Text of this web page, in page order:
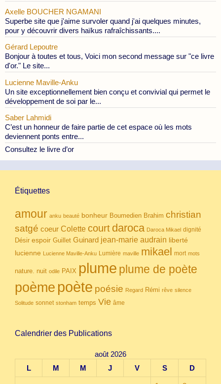
Axelle BOUCHER NGAMANI
Superbe site que j'aime survoler quand j'ai quelques minutes,
pour y découvrir divers haïkus rafraîchissants....
Gérard Lepoutre
Bonjour à toutes et tous, Voici mon second message sur "ce livre
d'or." Le site...
Lucienne Maville-Anku
Un site exceptionnellement bien conçu et convivial qui permet le
développement de soi par le...
Saber Lahmidi
C’est un honneur de faire partie de cet espace où les mots
deviennent ponts entre...
Consultez le livre d’or
Étiquettes
amour anku beauté bonheur Boumedien Brahim christian
satgé coeur Colette court daroca Daroca Mikael dignité
Désir espoir Guillet Guinard jean-marie audrain liberté
lucienne Lucienne Maville-Anku Lumière maville mikael mort mots
nature. nuit odile PAIX plume plume de poète
poème poète poésie Regard Rémi rêve silence
Solitude sonnet stonham temps Vie âme
Calendrier des Publications
août 2026
L
M M J V S D